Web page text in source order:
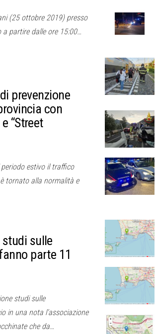
(25 ottobre 2019) presso
a partire dalle ore 15:00…
prevenzione
con
“Street
periodo estivo il traffico
tornato alla normalità e
sulle
parte 11
studi sulle
in una nota l’associazione
che da…